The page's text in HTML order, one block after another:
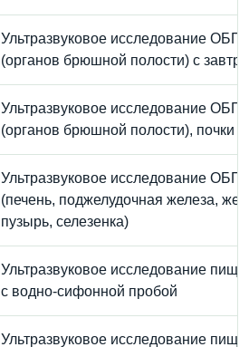
Ультразвуковое исследование ОБП
(органов брюшной полости) с
Ультразвуковое исследование ОБП
(органов брюшной полости), почки
Ультразвуковое исследование ОБП
(печень, поджелудочная железа,
пузырь, селезенка)
Ультразвуковое исследование
с водно-сифонной пробой
Ультразвуковое исследование